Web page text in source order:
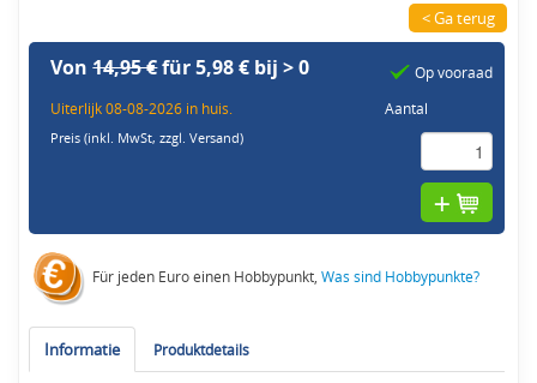
< Ga terug
Von14,95 €für 5,98 € bij > 0
Uiterlijk 08-08-2026 in huis.
Preis (inkl. MwSt,zzgl. Versand)
Op vooraad
Aantal
Für jeden Euro einen Hobbypunkt,Was sind Hobbypunkte?
Informatie Produktdetails